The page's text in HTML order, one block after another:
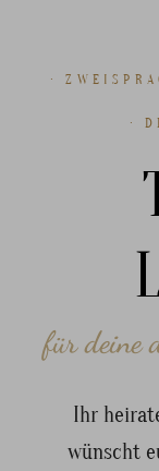
·
·
für deine
Ihr
wünscht